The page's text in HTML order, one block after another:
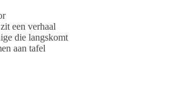
een verhaal
die langskomt
aan tafel